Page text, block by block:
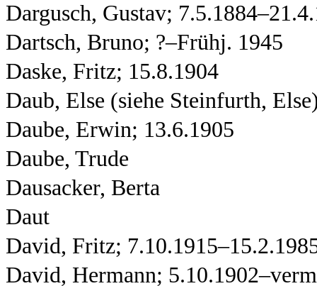
Dargusch, Gustav;
Dartsch, Bruno; ?–Frühj. 1945
Daske, Fritz; 15.8.1904
Daub, Else (siehe Steinfurth,
Daube, Erwin; 13.6.1905
Daube, Trude
Dausacker, Berta
Daut
David, Fritz;
David, Hermann;